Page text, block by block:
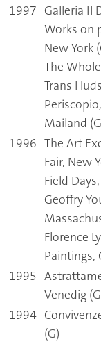
1997 Galleria Il
Works on
New York
The
Trans
Mailand
1996 The Art
Fair, New
Field
Geoffry
Florence
Paintings,
1995
Venedig
1994
(G)